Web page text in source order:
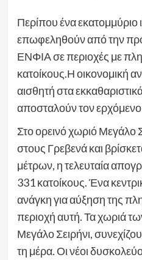
Περίπου ένα εκατομμύριο
επωφεληθούν από την
ΕΝΦΙΑ σε περιοχές με
κατοίκους.Η οικονομική
αισθητή στα
αποσταλούν τον
Στο ορεινό χωριό Μεγάλο
στους Γρεβενά και
μέτρων, η τελευταία
331 κατοίκους. Ένα
ανάγκη για αύξηση της
περιοχή αυτή. Τα χωριά
Μεγάλο Σειρήνι,
τη μέρα. Οι νέοι